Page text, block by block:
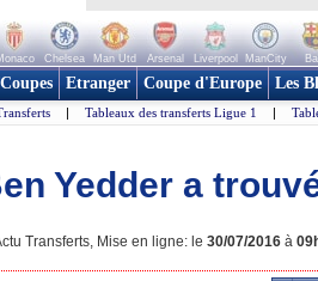
Chelsea Man Utd Arsenal Liverpool ManCity
Etranger Coupe d'Europe Les
| Tableaux des transferts Ligue 1 |
Yedder a
Transferts, Mise en ligne: le 30/07/2016 à